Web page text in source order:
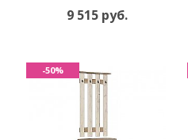
9 515 руб.
-50%